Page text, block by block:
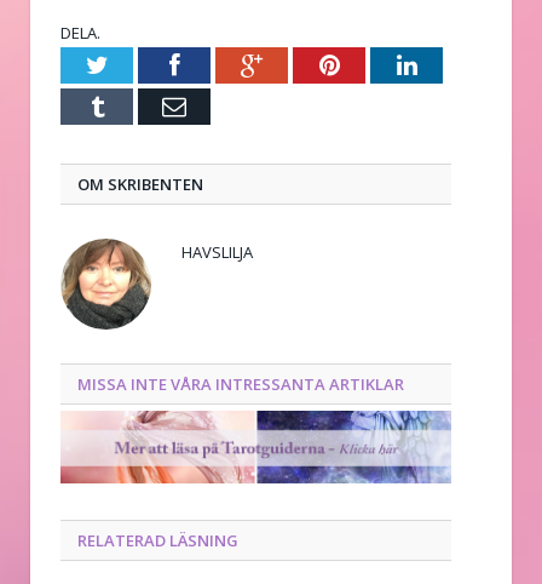
DELA.
TwitterFacebookGoogle+PinterestLinkedIn
Tumblr E-
OM SKRIBENTEN
HAVSLILJA
MISSA INTE VÅRA INTRESSANTA ARTIKLAR
RELATERAD LÄSNING